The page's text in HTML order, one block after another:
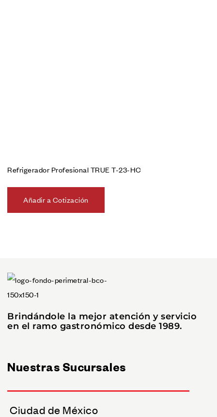
Refrigerador Profesional TRUE T-23-HC
Añadir a Cotización
Brindándole la mejor atención y servicio
en el ramo gastronómico desde 1989.
Nuestras Sucursales
Ciudad de México